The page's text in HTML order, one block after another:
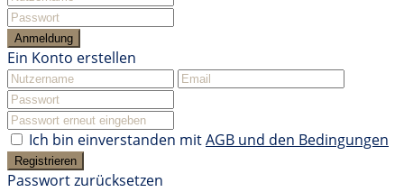
Anmeldung
Ein Konto erstellen
Ich bin einverstanden mitAGB und den Bedingungen
Registrieren
Passwort zurücksetzen